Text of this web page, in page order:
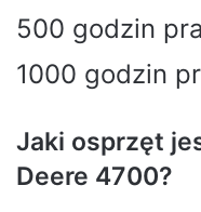
500 godzin
1000 godzin
Jaki osprzęt
Deere 4700?